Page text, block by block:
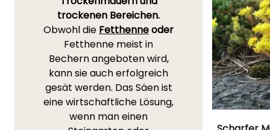
trockenen Bereichen.
Obwohl die Fetthenneoder
Fetthenne meist in
Bechern angeboten wird,
kann sie auch erfolgreich
gesät werden. Das Säen ist
eine wirtschaftliche Lösung,
wenn man einen